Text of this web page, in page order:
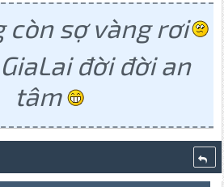
còn sợ vàng rơi
đời đời an
tâm